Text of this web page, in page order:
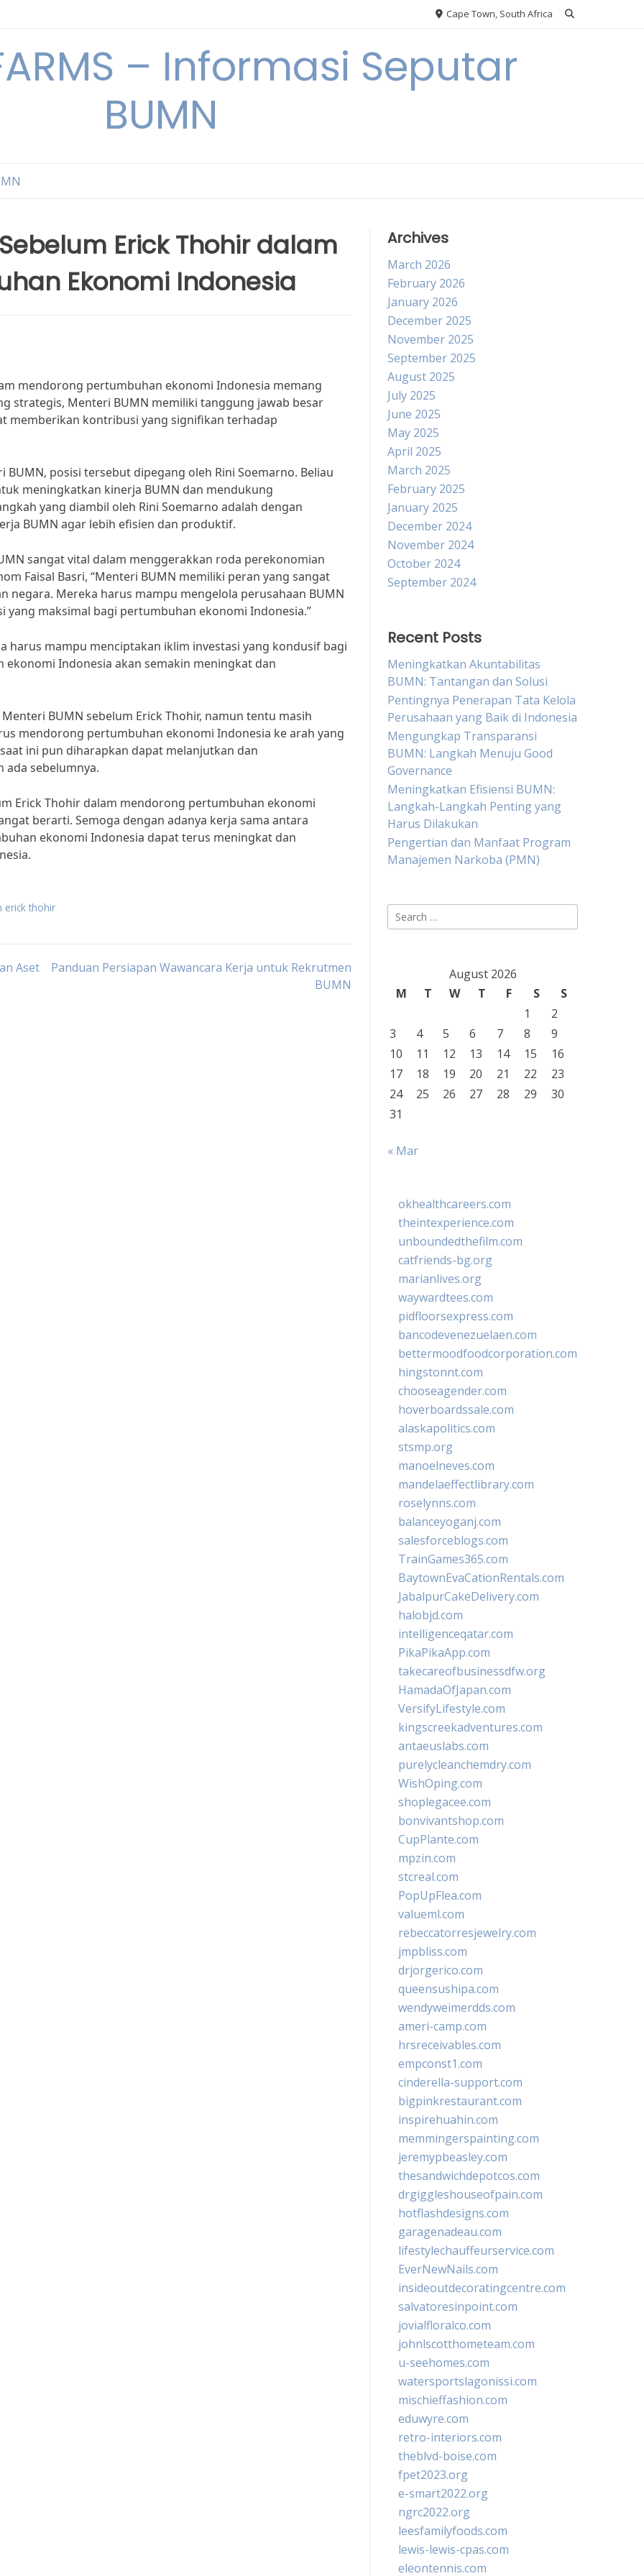
Cape Town, South Africa
– Informasi Seputar
BUMN
Erick Thohir dalam
Ekonomi Indonesia
mendorong pertumbuhan ekonomi Indonesia memang
strategis, Menteri BUMN memiliki tanggung jawab besar
memberikan kontribusi yang signifikan terhadap
posisi tersebut dipegang oleh Rini Soemarno. Beliau
meningkatkan kinerja BUMN dan mendukung
yang diambil oleh Rini Soemarno adalah dengan
BUMN agar lebih efisien dan produktif.
sangat vital dalam menggerakkan roda perekonomian
Faisal Basri, “Menteri BUMN memiliki peran yang sangat
negara. Mereka harus mampu mengelola perusahaan BUMN
maksimal bagi pertumbuhan ekonomi Indonesia.”
harus mampu menciptakan iklim investasi yang kondusif bagi
Indonesia akan semakin meningkat dan
BUMN sebelum Erick Thohir, namun tentu masih
mendorong pertumbuhan ekonomi Indonesia ke arah yang
ini pun diharapkan dapat melanjutkan dan
sebelumnya.
Erick Thohir dalam mendorong pertumbuhan ekonomi
berarti. Semoga dengan adanya kerja sama antara
ekonomi Indonesia dapat terus meningkat dan
erick thohir
Aset
Panduan Persiapan Wawancara Kerja untuk Rekrutmen
BUMN
Archives
March 2026
February 2026
January 2026
December 2025
November 2025
September 2025
August 2025
July 2025
June 2025
May 2025
April 2025
March 2025
February 2025
January 2025
December 2024
November 2024
October 2024
September 2024
Recent Posts
Meningkatkan Akuntabilitas
BUMN: Tantangan dan Solusi
Pentingnya Penerapan Tata Kelola
Perusahaan yang Baik di Indonesia
Mengungkap Transparansi
BUMN: Langkah Menuju Good
Governance
Meningkatkan Efisiensi BUMN:
Langkah-Langkah Penting yang
Harus Dilakukan
Pengertian dan Manfaat Program
Manajemen Narkoba (PMN)
Search
for:
August 2026
M
T W T F S
S
1
2
3
4 5 6 7 8
9
10
11 12 13 14 15
16
17
18 19 20 21 22
23
24
25 26 27 28 29
30
31
« Mar
okhealthcareers.com
theintexperience.com
unboundedthefilm.com
catfriends-bg.org
marianlives.org
waywardtees.com
pidfloorsexpress.com
bancodevenezuelaen.com
bettermoodfoodcorporation.com
hingstonnt.com
chooseagender.com
hoverboardssale.com
alaskapolitics.com
stsmp.org
manoelneves.com
mandelaeffectlibrary.com
roselynns.com
balanceyoganj.com
salesforceblogs.com
TrainGames365.com
BaytownEvaCationRentals.com
JabalpurCakeDelivery.com
halobjd.com
intelligenceqatar.com
PikaPikaApp.com
takecareofbusinessdfw.org
HamadaOfJapan.com
VersifyLifestyle.com
kingscreekadventures.com
antaeuslabs.com
purelycleanchemdry.com
WishOping.com
shoplegacee.com
bonvivantshop.com
CupPlante.com
mpzin.com
stcreal.com
PopUpFlea.com
valueml.com
rebeccatorresjewelry.com
jmpbliss.com
drjorgerico.com
queensushipa.com
wendyweimerdds.com
ameri-camp.com
hrsreceivables.com
empconst1.com
cinderella-support.com
bigpinkrestaurant.com
inspirehuahin.com
memmingerspainting.com
jeremypbeasley.com
thesandwichdepotcos.com
drgiggleshouseofpain.com
hotflashdesigns.com
garagenadeau.com
lifestylechauffeurservice.com
EverNewNails.com
insideoutdecoratingcentre.com
salvatoresinpoint.com
jovialfloralco.com
johnlscotthometeam.com
u-seehomes.com
watersportslagonissi.com
mischieffashion.com
eduwyre.com
retro-interiors.com
theblvd-boise.com
fpet2023.org
e-smart2022.org
ngrc2022.org
leesfamilyfoods.com
lewis-lewis-cpas.com
eleontennis.com